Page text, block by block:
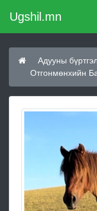
Ugshil.mn
Адууны
Отгонмөнхийн